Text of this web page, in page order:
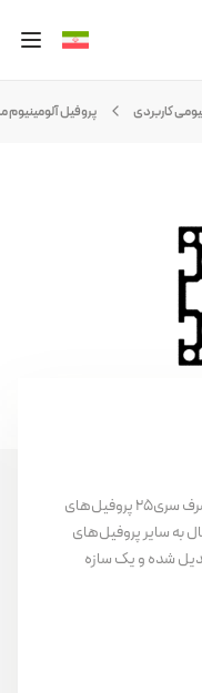
کاربردی پروفیل آلومینیوم
پروفیل ماژولار EI-۱۵۰۵ یکی از مقاطع پرمصرف سری25 پروفیل‌های
به سایر پروفیل‌های
شده و یک سازه